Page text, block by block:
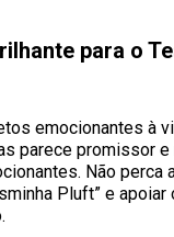
para o
emocionantes à
parece promissor
Não perca
Pluft” e